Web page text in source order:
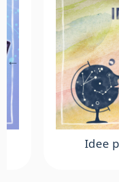
Idee